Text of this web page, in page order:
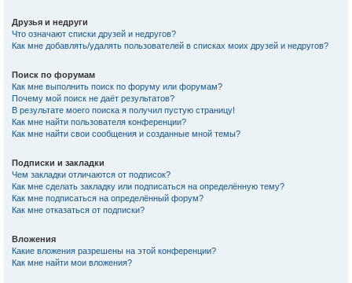
Друзья и недруги
Что означают списки друзей и недругов?
Как мне добавлять/удалять пользователей в списках моих друзей и недругов?
Поиск по форумам
Как мне выполнить поиск по форуму или форумам?
Почему мой поиск не даёт результатов?
В результате моего поиска я получил пустую страницу!
Как мне найти пользователя конференции?
Как мне найти свои сообщения и созданные мной темы?
Подписки и закладки
Чем закладки отличаются от подписок?
Как мне сделать закладку или подписаться на определённую тему?
Как мне подписаться на определённый форум?
Как мне отказаться от подписки?
Вложения
Какие вложения разрешены на этой конференции?
Как мне найти мои вложения?